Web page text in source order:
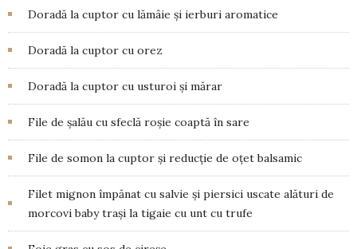
Doradă la cuptor cu lămâie și ierburi aromatice
Doradă la cuptor cu orez
Doradă la cuptor cu usturoi și mărar
File de șalău cu sfeclă roșie coaptă în sare
File de somon la cuptor și reducție de oțet balsamic
Filet mignon împănat cu salvie și piersici uscate alături de
morcovi baby trași la tigaie cu unt cu trufe